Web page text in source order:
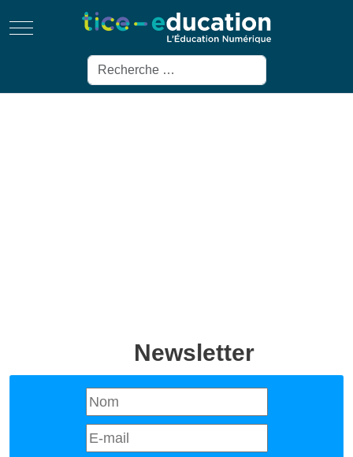
Mobile Menu Toggle
Rechercher
Newsletter